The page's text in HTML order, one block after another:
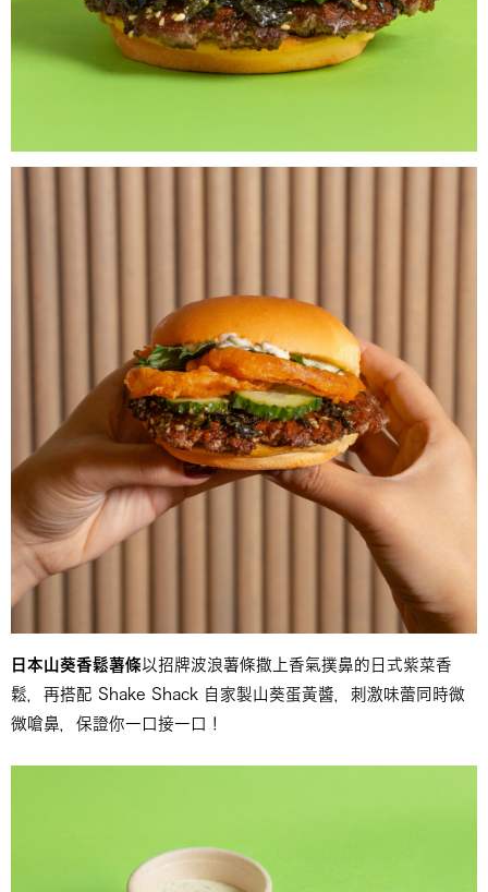
日本山葵香鬆薯條 以招牌波浪薯條撒上香氣撲鼻的日式紫菜香
鬆，再搭配 Shake Shack 自家製山葵蛋黃醬，刺激味蕾同時微
微嗆鼻，保證你一口接一口！